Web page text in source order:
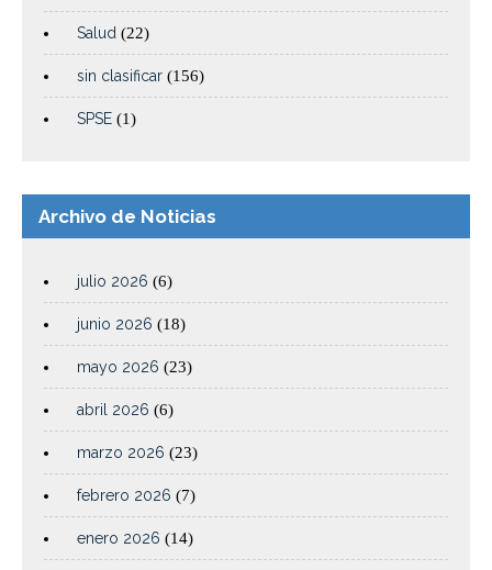
Salud (22)
sin clasificar (156)
SPSE (1)
Archivo de Noticias
julio 2026 (6)
junio 2026 (18)
mayo 2026 (23)
abril 2026 (6)
marzo 2026 (23)
febrero 2026 (7)
enero 2026 (14)